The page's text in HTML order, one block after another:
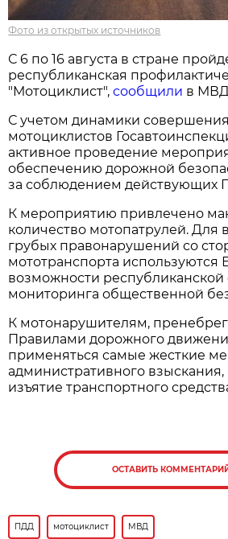
Фото из открытых источников
С 6 по 16 августа в стране
республиканская
"Мотоциклист",сообщили в
С учетом динамики
мотоциклистов
активное проведение
обеспечению дорожной
за соблюдением действующих
К мероприятию привлечено
количество мотопатрулей. Для
грубых правонарушений со
мототранспорта используются
возможности республиканской
мониторинга общественной
К мотонарушителям,
Правилами дорожного
применяться самые жесткие
административного взыскания,
изъятие транспортного
ОСТАВИТЬ
ПДД мотоциклист МВД